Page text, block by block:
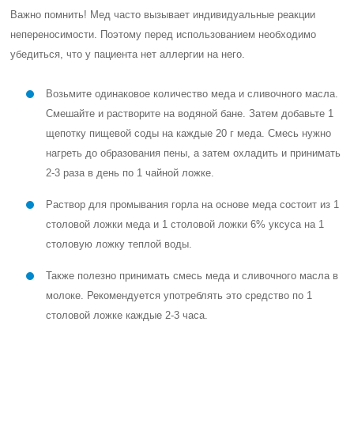
Важно помнить! Мед часто вызывает индивидуальные реакции
непереносимости. Поэтому перед использованием необходимо
убедиться, что у пациента нет аллергии на него.
Возьмите одинаковое количество меда и сливочного масла.
Смешайте и растворите на водяной бане. Затем добавьте 1
щепотку пищевой соды на каждые 20 г меда. Смесь нужно
нагреть до образования пены, а затем охладить и принимать
2-3 раза в день по 1 чайной ложке.
Раствор для промывания горла на основе меда состоит из 1
столовой ложки меда и 1 столовой ложки 6% уксуса на 1
столовую ложку теплой воды.
Также полезно принимать смесь меда и сливочного масла в
молоке. Рекомендуется употреблять это средство по 1
столовой ложке каждые 2-3 часа.